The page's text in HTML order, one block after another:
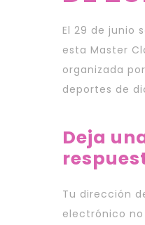
El 29 de junio
esta Master
organizada
deportes de
Deja
Tu dirección
electrónico